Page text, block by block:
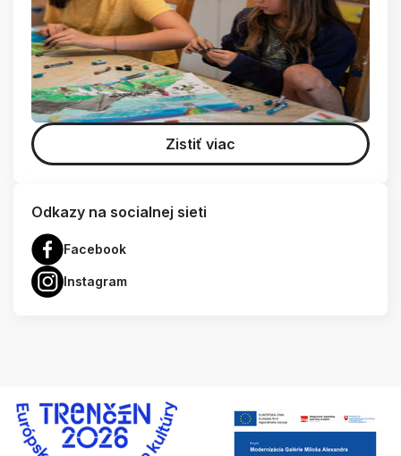
Zistiť viac
Odkazy na socialnej sieti
Facebook
Instagram